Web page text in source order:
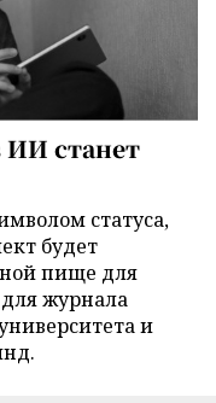
ИИ станет
статуса,
будет
пище для
журнала
и